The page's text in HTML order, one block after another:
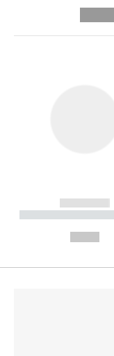
------------
-----------